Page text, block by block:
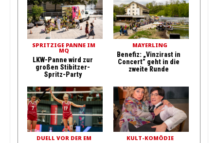
SPRITZIGE PANNE IM
MQ
LKW-Panne wird zur
großen Stibitzer-
Spritz-Party
MAYERLING
Benefiz: „Vinzirast in
Concert” geht in die
zweite Runde
DUELL VOR DER EM KULT-KOMÖDIE